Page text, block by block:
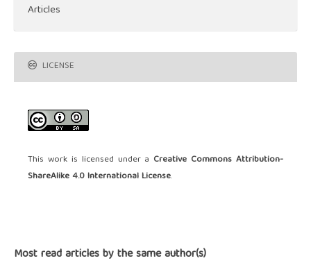
Articles
LICENSE
This work is licensed under a Creative Commons Attribution-
ShareAlike 4.0 International License.
Most read articles by the same author(s)